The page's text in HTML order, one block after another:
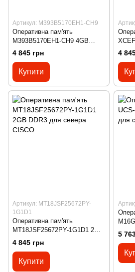
Артикул: M393B5170EH1-CH9
Оперативна пам'ять
M393B5170EH1-CH9 4GB
DDR3 для севера CISCO
4 845 грн
Купити
для
4
Артикул: MT18JSF25672PY-
1G1D1
Оперативна пам'ять
MT18JSF25672PY-1G1D1 2GB
DDR3 для севера CISCO
4 845 грн
Купити
CISCO
5